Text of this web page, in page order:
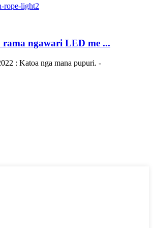
ngawari LED me ...
: Katoa nga mana pupuri. -